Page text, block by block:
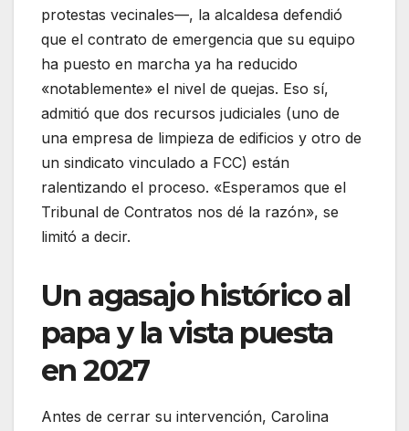
protestas vecinales—, la alcaldesa defendió
que el contrato de emergencia que su equipo
ha puesto en marcha ya ha reducido
«notablemente» el nivel de quejas. Eso sí,
admitió que dos recursos judiciales (uno de
una empresa de limpieza de edificios y otro de
un sindicato vinculado a FCC) están
ralentizando el proceso. «Esperamos que el
Tribunal de Contratos nos dé la razón», se
limitó a decir.
Un agasajo histórico al
papa y la vista puesta
en 2027
Antes de cerrar su intervención, Carolina